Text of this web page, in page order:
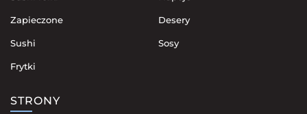
Zapieczone
Sushi
Frytki
Desery
Sosy
STRONY